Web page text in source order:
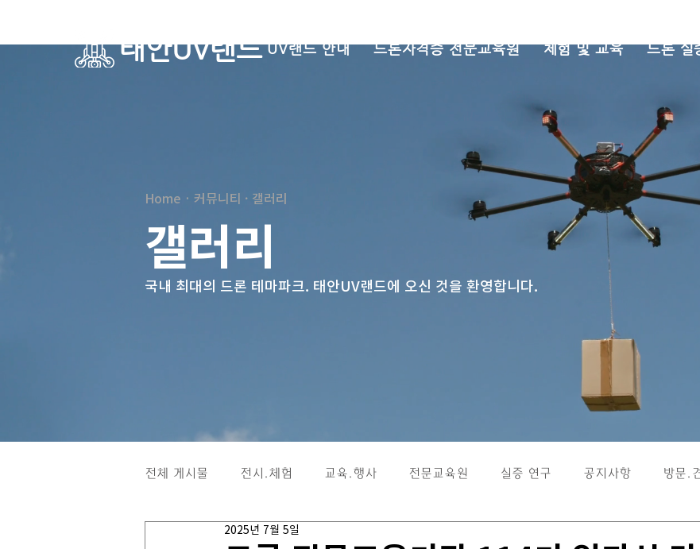
태안UV랜드 UV랜드 안내 드론자격증 전문교육원 체험 및 교육 드론 실
Home · 커뮤니티 · 갤러리
갤러리
국내 최대의 드론 테마파크. ​태안UV랜드에 오신 것을 환영합니다.
전체 게시물 전시.체험 교육.행사 전문교육원 실증 연구 공지사항 방문.
2025년 7월 5일